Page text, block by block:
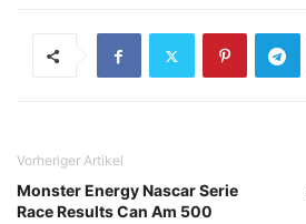
Vorheriger Artikel
Monster Energy Nascar Serie
Race Results Can Am 500